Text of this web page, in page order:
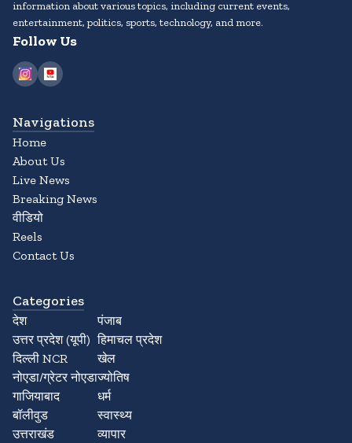
information about various topics, including current events,
entertainment, politics, sports, technology, and more.
Follow Us
Navigations
Home
About Us
Live News
Breaking News
वीडियो
Reels
Contact Us
Categories
देश
उत्तर प्रदेश (यूपी)
दिल्ली NCR
नोएडा/ग्रेटर नोएडा
गाजियाबाद
बॉलीवुड
उत्तराखंड
पंजाब
हिमाचल प्रदेश
खेल
ज्योतिष
धर्म
स्वास्थ्य
व्यापार